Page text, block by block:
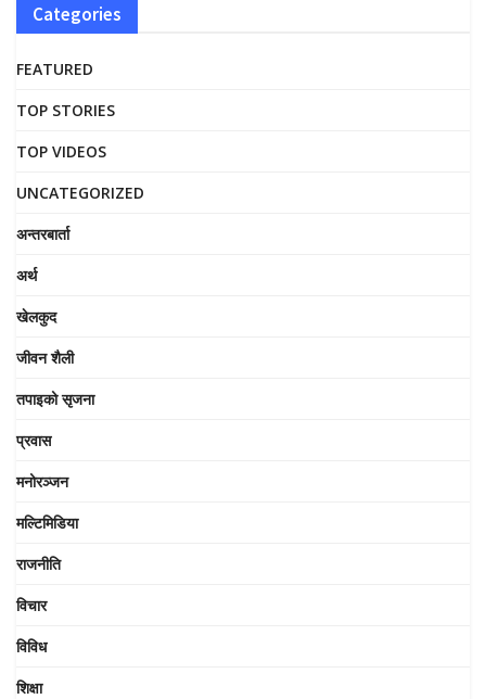
Categories
FEATURED
TOP STORIES
TOP VIDEOS
UNCATEGORIZED
अन्तरबार्ता
अर्थ
खेलकुद
जीवन शैली
तपाइको सृजना
प्रवास
मनोरञ्जन
मल्टिमिडिया
राजनीति
विचार
विविध
शिक्षा